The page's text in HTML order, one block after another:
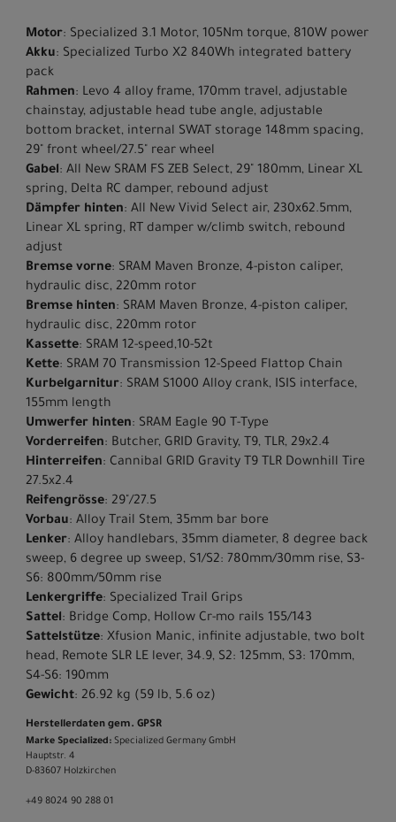
Motor: Specialized 3.1 Motor, 105Nm torque, 810W power
Akku: Specialized Turbo X2 840Wh integrated battery
pack
Rahmen: Levo 4 alloy frame, 170mm travel, adjustable
chainstay, adjustable head tube angle, adjustable
bottom bracket, internal SWAT storage 148mm spacing,
29" front wheel/27.5" rear wheel
Gabel: All New SRAM FS ZEB Select, 29" 180mm, Linear XL
spring, Delta RC damper, rebound adjust
Dämpfer hinten: All New Vivid Select air, 230x62.5mm,
Linear XL spring, RT damper w/climb switch, rebound
adjust
Bremse vorne: SRAM Maven Bronze, 4-piston caliper,
hydraulic disc, 220mm rotor
Bremse hinten: SRAM Maven Bronze, 4-piston caliper,
hydraulic disc, 220mm rotor
Kassette: SRAM 12-speed,10-52t
Kette: SRAM 70 Transmission 12-Speed Flattop Chain
Kurbelgarnitur: SRAM S1000 Alloy crank, ISIS interface,
155mm length
Umwerfer hinten: SRAM Eagle 90 T-Type
Vorderreifen: Butcher, GRID Gravity, T9, TLR, 29x2.4
Hinterreifen: Cannibal GRID Gravity T9 TLR Downhill Tire
27.5x2.4
Reifengrösse: 29"/27.5
Vorbau: Alloy Trail Stem, 35mm bar bore
Lenker: Alloy handlebars, 35mm diameter, 8 degree back
sweep, 6 degree up sweep, S1/S2: 780mm/30mm rise, S3-
S6: 800mm/50mm rise
Lenkergriffe: Specialized Trail Grips
Sattel: Bridge Comp, Hollow Cr-mo rails 155/143
Sattelstütze: Xfusion Manic, infinite adjustable, two bolt
head, Remote SLR LE lever, 34.9, S2: 125mm, S3: 170mm,
S4-S6: 190mm
Gewicht: 26.92 kg (59 lb, 5.6 oz)
Herstellerdaten gem. GPSR
Marke Specialized: Specialized Germany GmbH
Hauptstr. 4
D-83607 Holzkirchen
+49 8024 90 288 01